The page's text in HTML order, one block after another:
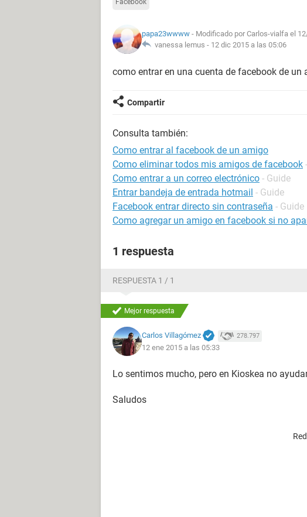
Facebook
papa23wwww - Modificado por Carlos-vialfa el
vanessa lemus - 12 dic 2015 a las 05:06
como entrar en una cuenta de facebook de un
Compartir
Consulta también:
Como entrar al facebook de un amigo
Como eliminar todos mis amigos de facebook
Como entrar a un correo electrónico - Guide
Entrar bandeja de entrada hotmail - Guide
Facebook entrar directo sin contraseña - Guide
Como agregar un amigo en facebook si no
1 respuesta
RESPUESTA 1 / 1
Mejor respuesta
Carlos Villagómez 278.797
12 ene 2015 a las 05:33
Lo sentimos mucho, pero en Kioskea no
Saludos